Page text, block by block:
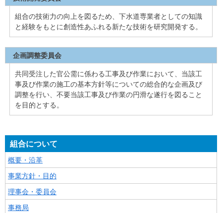
組合の技術力の向上を図るため、下水道専業者としての知識
と経験をもとに創造性あふれる新たな技術を研究開発する。
企画調整委員会
共同受注した官公需に係わる工事及び作業において、当該工
事及び作業の施工の基本方針等についての総合的な企画及び
調整を行い、不要当該工事及び作業の円滑な遂行を図ること
を目的とする。
組合について
概要・沿革
事業方針・目的
理事会・委員会
事務局